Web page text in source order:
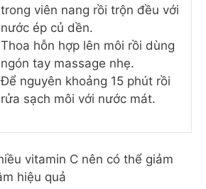
trong viên nang rồi trộn đều với
nước ép củ dền.
Thoa hỗn hợp lên môi rồi dùng
ngón tay massage nhẹ.
Để nguyên khoảng 15 phút rồi
rửa sạch môi với nước mát.